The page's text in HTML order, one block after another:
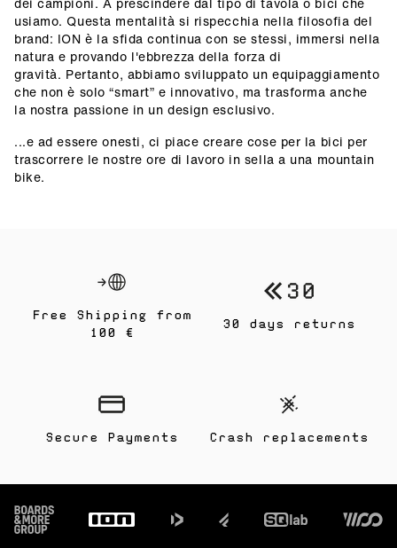
usiamo. Questa mentalità si rispecchia nella filosofia del
brand: ION è la sfida continua con se stessi, immersi nella
natura e provando l'ebbrezza della forza di
gravità. Pertanto, abbiamo sviluppato un equipaggiamento
che non è solo “smart” e innovativo, ma trasforma anche
la nostra passione in un design esclusivo.
...e ad essere onesti, ci piace creare cose per la bici per
trascorrere le nostre ore di lavoro in sella a una mountain
bike.
Free Shipping from
100 €
Secure Payments
30 days returns
Crash replacements
Footer